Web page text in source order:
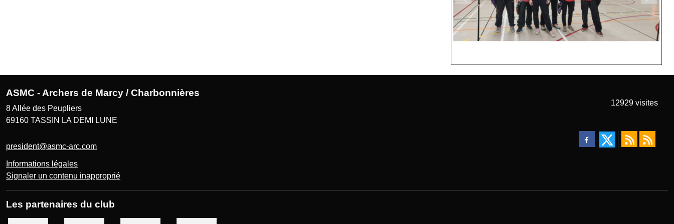
ASMC - Archers de Marcy / Charbonnières
8 Allée des Peupliers
69160 TASSIN LA DEMI LUNE
president@asmc-arc.com
Informations légales
Signaler un contenu inapproprié
12929 visites
Les partenaires du club